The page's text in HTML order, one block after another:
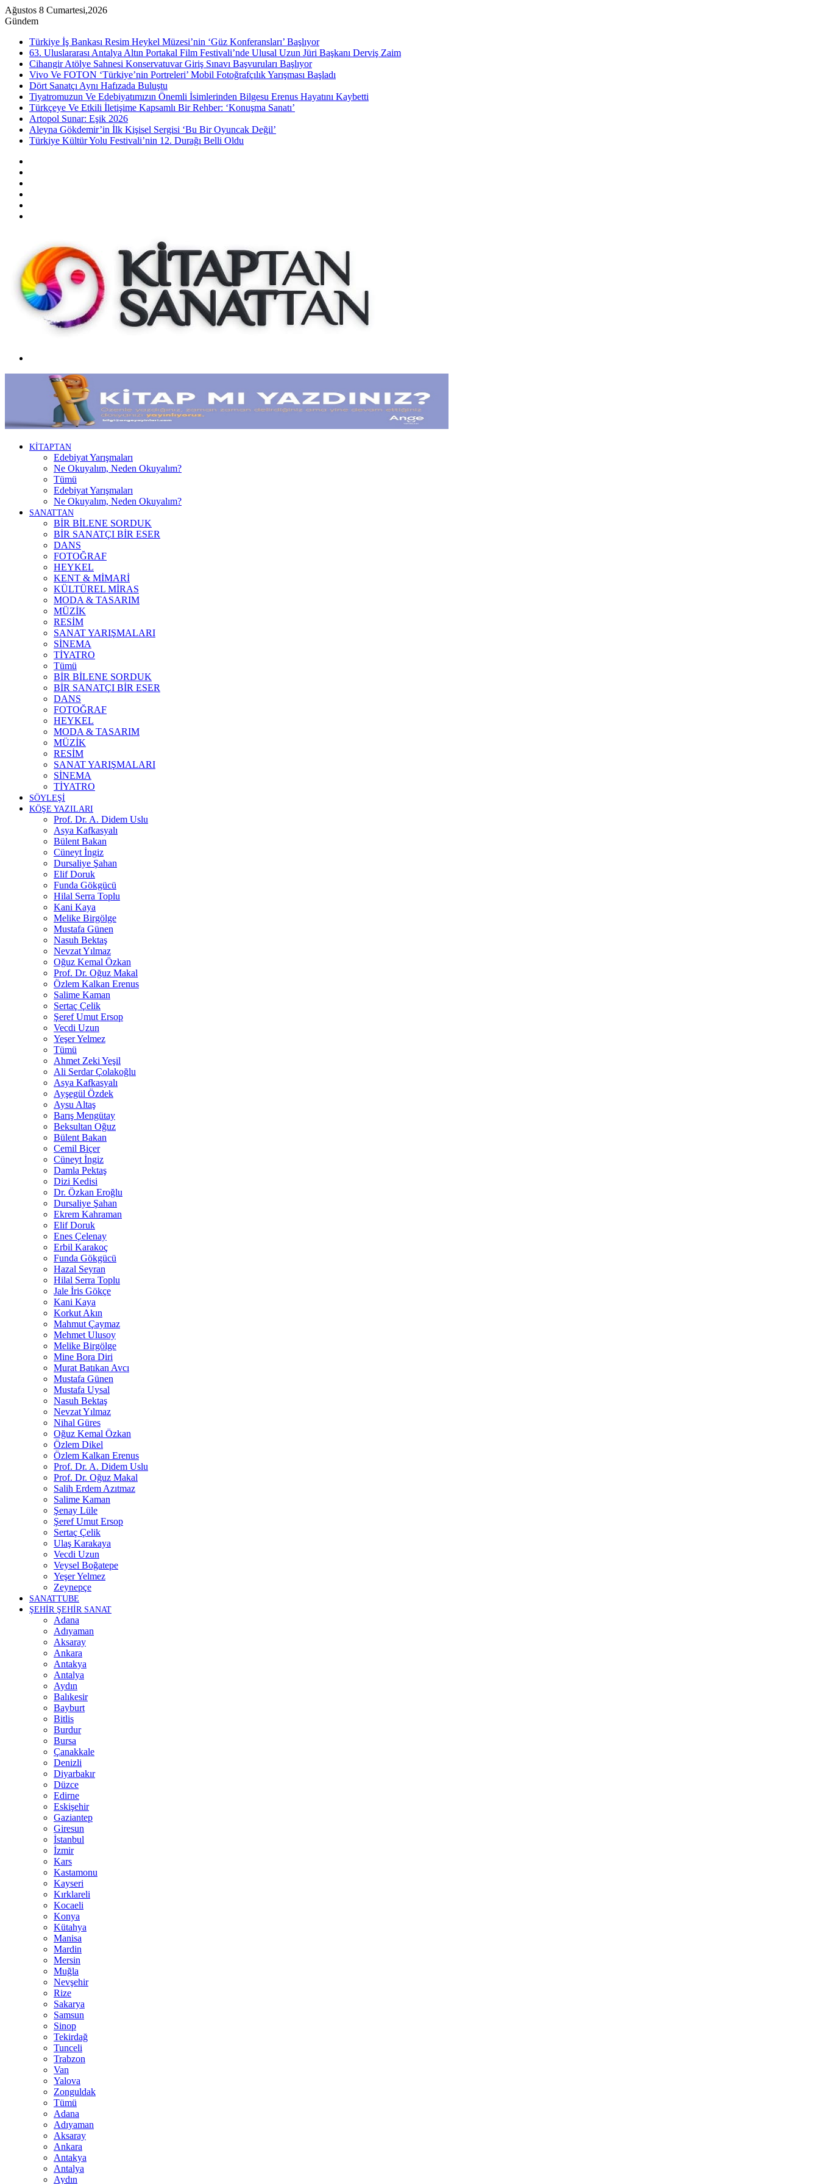
Ağustos 8 Cumartesi,2026
Gündem
Türkiye İş Bankası Resim Heykel Müzesi’nin ‘Güz Konferansları’ Başlıyor
63. Uluslararası Antalya Altın Portakal Film Festivali’nde Ulusal Uzun Jüri Başkanı Derviş Zaim
Cihangir Atölye Sahnesi Konservatuvar Giriş Sınavı Başvuruları Başlıyor
Vivo Ve FOTON ‘Türkiye’nin Portreleri’ Mobil Fotoğrafçılık Yarışması Başladı
Dört Sanatçı Aynı Hafızada Buluştu
Tiyatromuzun Ve Edebiyatımızın Önemli İsimlerinden Bilgesu Erenus Hayatını Kaybetti
Türkçeye Ve Etkili İletişime Kapsamlı Bir Rehber: ‘Konuşma Sanatı’
Artopol Sunar: Eşik 2026
Aleyna Gökdemir’in İlk Kişisel Sergisi ‘Bu Bir Oyuncak Değil’
Türkiye Kültür Yolu Festivali’nin 12. Durağı Belli Oldu
KİTAPTAN
Edebiyat Yarışmaları
Ne Okuyalım, Neden Okuyalım?
Tümü
Edebiyat Yarışmaları
Ne Okuyalım, Neden Okuyalım?
SANATTAN
BİR BİLENE SORDUK
BİR SANATÇI BİR ESER
DANS
FOTOĞRAF
HEYKEL
KENT & MİMARİ
KÜLTÜREL MİRAS
MODA & TASARIM
MÜZİK
RESİM
SANAT YARIŞMALARI
SİNEMA
TİYATRO
Tümü
BİR BİLENE SORDUK
BİR SANATÇI BİR ESER
DANS
FOTOĞRAF
HEYKEL
MODA & TASARIM
MÜZİK
RESİM
SANAT YARIŞMALARI
SİNEMA
TİYATRO
SÖYLEŞİ
KÖŞE YAZILARI
Prof. Dr. A. Didem Uslu
Asya Kafkasyalı
Bülent Bakan
Cüneyt İngiz
Dursaliye Şahan
Elif Doruk
Funda Gökgücü
Hilal Serra Toplu
Kani Kaya
Melike Birgölge
Mustafa Günen
Nasuh Bektaş
Nevzat Yılmaz
Oğuz Kemal Özkan
Prof. Dr. Oğuz Makal
Özlem Kalkan Erenus
Salime Kaman
Sertaç Çelik
Şeref Umut Ersop
Vecdi Uzun
Yeşer Yelmez
Tümü
Ahmet Zeki Yeşil
Ali Serdar Çolakoğlu
Asya Kafkasyalı
Ayşegül Özdek
Aysu Altaş
Barış Mengütay
Beksultan Oğuz
Bülent Bakan
Cemil Biçer
Cüneyt İngiz
Damla Pektaş
Dizi Kedisi
Dr. Özkan Eroğlu
Dursaliye Şahan
Ekrem Kahraman
Elif Doruk
Enes Çelenay
Erbil Karakoç
Funda Gökgücü
Hazal Seyran
Hilal Serra Toplu
Jale İris Gökçe
Kani Kaya
Korkut Akın
Mahmut Çaymaz
Mehmet Ulusoy
Melike Birgölge
Mine Bora Diri
Murat Batıkan Avcı
Mustafa Günen
Mustafa Uysal
Nasuh Bektaş
Nevzat Yılmaz
Nihal Güres
Oğuz Kemal Özkan
Özlem Dikel
Özlem Kalkan Erenus
Prof. Dr. A. Didem Uslu
Prof. Dr. Oğuz Makal
Salih Erdem Azıtmaz
Salime Kaman
Şenay Lüle
Şeref Umut Ersop
Sertaç Çelik
Ulaş Karakaya
Vecdi Uzun
Veysel Boğatepe
Yeşer Yelmez
Zeynepçe
SANATTUBE
ŞEHİR ŞEHİR SANAT
Adana
Adıyaman
Aksaray
Ankara
Antakya
Antalya
Aydın
Balıkesir
Bayburt
Bitlis
Burdur
Bursa
Çanakkale
Denizli
Diyarbakır
Düzce
Edirne
Eskişehir
Gaziantep
Giresun
İstanbul
İzmir
Kars
Kastamonu
Kayseri
Kırklareli
Kocaeli
Konya
Kütahya
Manisa
Mardin
Mersin
Muğla
Nevşehir
Rize
Sakarya
Samsun
Sinop
Tekirdağ
Tunceli
Trabzon
Van
Yalova
Zonguldak
Tümü
Adana
Adıyaman
Aksaray
Ankara
Antakya
Antalya
Aydın